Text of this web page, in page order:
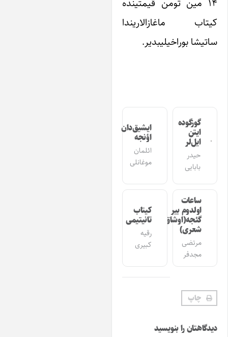
ماغازالاریندا
بوراخیلیبدیر.
گوزگوده
ایل‌لر
ایشیق‌دان
موغانلی
ساعات
اولدوم بیر
گئجه(اوشاق
شعری)
مرتضی
تانیتیمی
چاپ
را بنویسید